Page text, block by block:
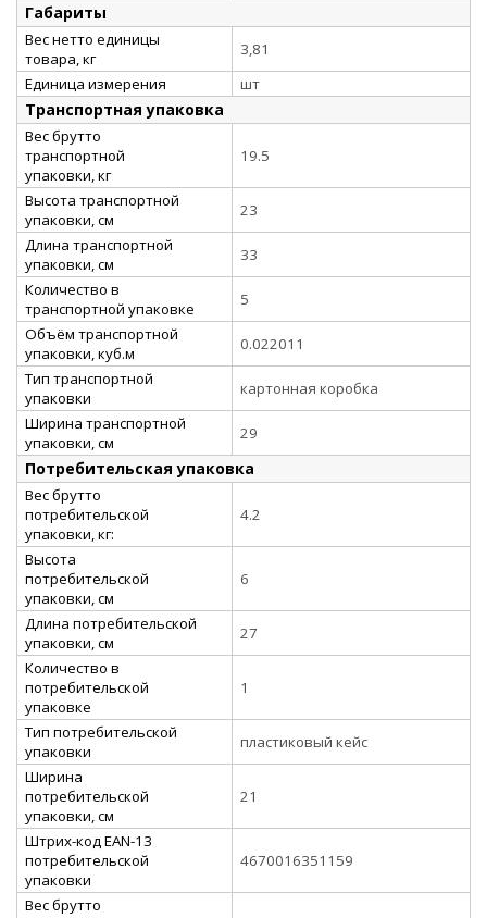
Габариты
Вес нетто единицы
товара, кг
3,81
Единица измерения
шт
Транспортная упаковка
Вес брутто
транспортной
упаковки, кг
19.5
Высота транспортной
упаковки, см
23
Длина транспортной
упаковки, см
33
Количество в
транспортной упаковке
5
Объём транспортной
упаковки, куб.м
0.022011
Тип транспортной
упаковки
картонная коробка
Ширина транспортной
упаковки, см
29
Потребительская упаковка
Вес брутто
потребительской
упаковки, кг:
4.2
Высота
потребительской
упаковки, см
6
Длина потребительской
упаковки, см
27
Количество в
потребительской
упаковке
1
Тип потребительской
упаковки
пластиковый кейс
Ширина
потребительской
упаковки, см
21
Штрих-код EAN-13
потребительской
упаковки
4670016351159
Вес брутто